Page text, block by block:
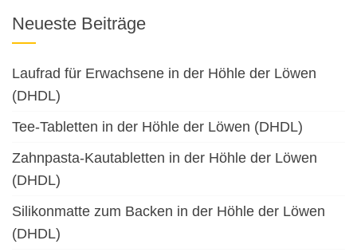
Neueste Beiträge
Laufrad für Erwachsene in der Höhle der Löwen
(DHDL)
Tee-Tabletten in der Höhle der Löwen (DHDL)
Zahnpasta-Kautabletten in der Höhle der Löwen
(DHDL)
Silikonmatte zum Backen in der Höhle der Löwen
(DHDL)